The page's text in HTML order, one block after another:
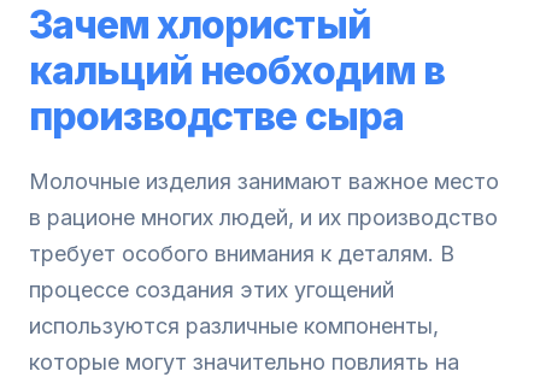
Зачем хлористый
кальций необходим в
производстве сыра
Молочные изделия занимают важное место
в рационе многих людей, и их производство
требует особого внимания к деталям. В
процессе создания этих угощений
используются различные компоненты,
которые могут значительно повлиять на